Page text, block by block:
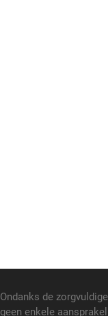
Ondanks de
geen enkele